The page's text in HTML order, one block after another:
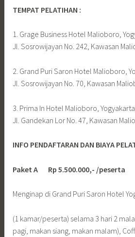
TEMPAT PELATIHAN :
1. Grage Business Hotel Malioboro,
Jl. Sosrowijayan No. 242, Kawasan
2. Grand Puri Saron Hotel Malioboro,
Jl. Sosrowijayan No. 70, Kawasan
3. Prima In Hotel Malioboro, Yogyakarta
Jl. Gandekan Lor No. 47, Kawasan
INFO PENDAFTARAN DAN BIAYA
Paket A Rp 5.500.000,- /peserta
Menginap di Grand Puri Saron Hotel
(1 kamar/peserta) selama 3 hari 2
pagi, makan siang, makan malam),